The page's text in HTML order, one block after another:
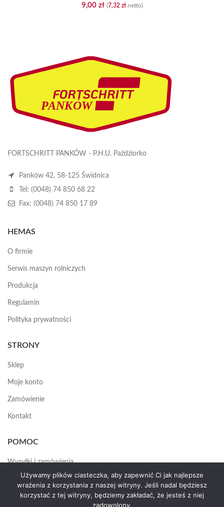
9,00 zł (7,32 złnetto)
FORTSCHRITT PANKÓW - P.H.U. Paździorko
Panków 42, 58-125 Świdnica
Tel: (0048) 74 850 68 22
Fax: (0048) 74 850 17 89
HEMAS
O firmie
Serwis maszyn rolniczych
Produkcja
Regulamin
Polityka prywatności
STRONY
Sklep
Moje konto
Zamówienie
Kontakt
POMOC
Wysyłki i zamówienia
Jak założyć konto
Używamy plików ciasteczka, aby zapewnić Ci jak najlepsze
wrażenia z korzystania z naszej witryny. Jeśli nadal będziesz
korzystać z tej witryny, będziemy zakładać, że jesteś z niej
zadowolony.